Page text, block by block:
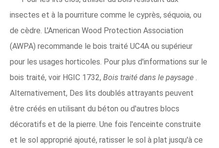
insectes et à la pourriture comme le cyprès, séquoia, ou
de cèdre. L'American Wood Protection Association
(AWPA) recommande le bois traité UC4A ou supérieur
pour les usages horticoles. Pour plus d'informations sur le
bois traité, voir HGIC 1732, Bois traité dans le paysage .
Alternativement, Des lits doublés attrayants peuvent
être créés en utilisant du béton ou d'autres blocs
décoratifs et de la pierre. Une fois l'enceinte construite
et le sol approprié ajouté, ratisser le sol à plat jusqu'à ce